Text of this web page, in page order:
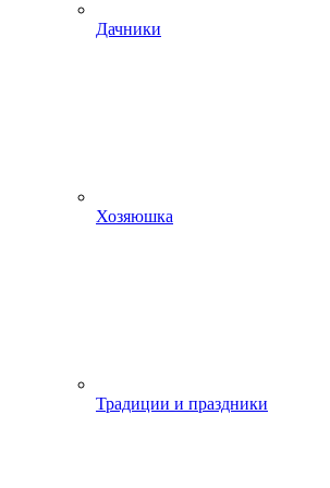
Дачники
Хозяюшка
Традиции и праздники